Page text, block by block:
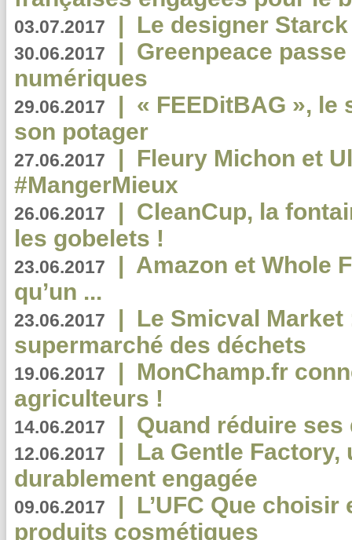
03.07.2017 | Le designer
30.06.2017 | Greenpeace
numériques
29.06.2017 | « FEEDitBAG », le
son potager
27.06.2017 | Fleury Michon et
#MangerMieux
26.06.2017 | CleanCup, la
les gobelets !
23.06.2017 | Amazon et Whole
qu’un ...
23.06.2017 | Le Smicval
supermarché des déchets
19.06.2017 | MonChamp.fr
agriculteurs !
14.06.2017 | Quand réduire
12.06.2017 | La Gentle
durablement engagée
09.06.2017 | L’UFC Que
produits cosmétiques